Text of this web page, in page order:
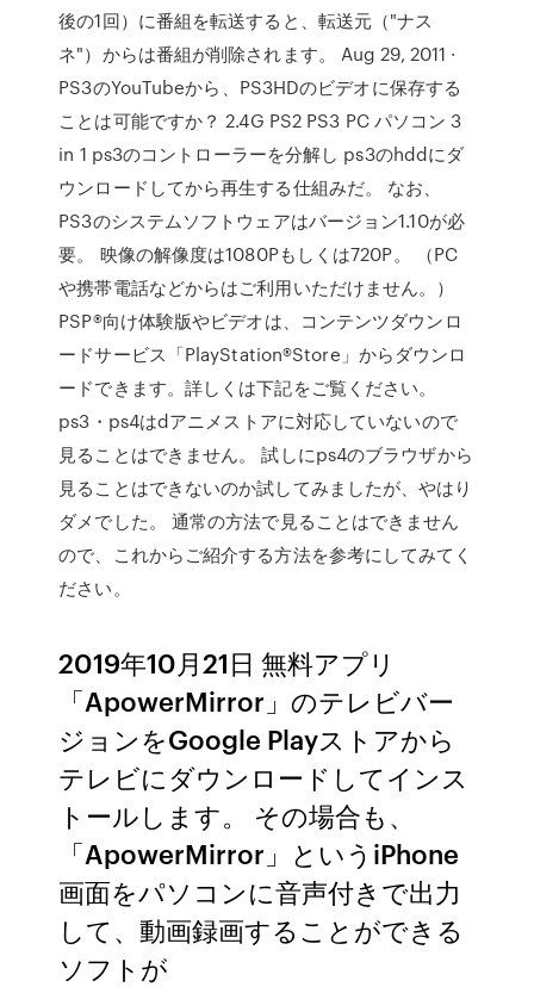
後の1回）に番組を転送すると、転送元（"ナス
ネ"）からは番組が削除されます。 Aug 29, 2011 ·
PS3のYouTubeから、PS3HDのビデオに保存する
ことは可能ですか？ 2.4G PS2 PS3 PC パソコン 3
in 1 ps3のコントローラーを分解し ps3のhddにダ
ウンロードしてから再生する仕組みだ。 なお、
PS3のシステムソフトウェアはバージョン1.10が必
要。 映像の解像度は1080Pもしくは720P。 （PC
や携帯電話などからはご利用いただけません。）
PSP®向け体験版やビデオは、コンテンツダウンロ
ードサービス「PlayStation®Store」からダウンロ
ードできます。詳しくは下記をご覧ください。
ps3・ps4はdアニメストアに対応していないので
見ることはできません。 試しにps4のブラウザから
見ることはできないのか試してみましたが、やはり
ダメでした。 通常の方法で見ることはできません
ので、これからご紹介する方法を参考にしてみてく
ださい。
2019年10月21日 無料アプリ
「ApowerMirror」のテレビバー
ジョンをGoogle Playストアから
テレビにダウンロードしてインス
トールします。 その場合も、
「ApowerMirror」というiPhone
画面をパソコンに音声付きで出力
して、動画録画することができる
ソフトが